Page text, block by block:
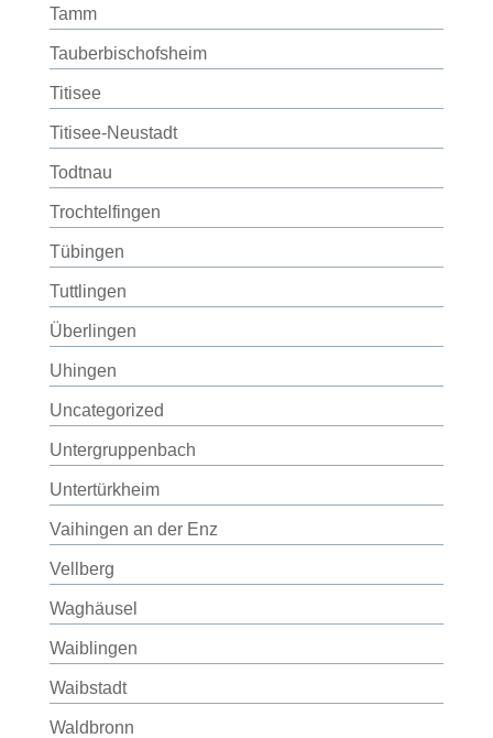
Tamm
Tauberbischofsheim
Titisee
Titisee-Neustadt
Todtnau
Trochtelfingen
Tübingen
Tuttlingen
Überlingen
Uhingen
Uncategorized
Untergruppenbach
Untertürkheim
Vaihingen an der Enz
Vellberg
Waghäusel
Waiblingen
Waibstadt
Waldbronn